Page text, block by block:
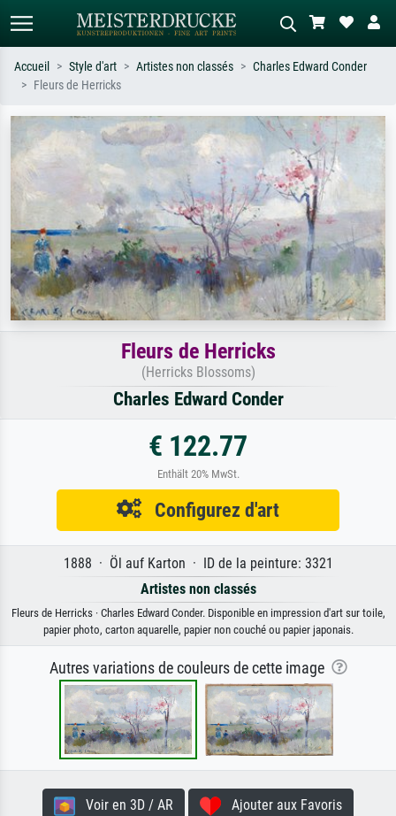
Recherchez par artiste, titre ou style –
ex. Monet, Nuit étoilée,
impressionnisme, vague de Hokusai,
nu.
Décrivez la scène – ex. prairie verte,
abstrait avec beaucoup de rouge,
tableau sombre, nu debout près d'un
arbre.
Accueil Style d'art Artistes non classés
Charles Edward Conder
Fleurs de Herricks
Fleurs de Herricks
(Herricks Blossoms)
Charles Edward Conder
€ 122.77
Enthält 20% MwSt.
Configurez d'art
1888 · Öl auf Karton · ID de la peinture: 3321
Artistes non classés
Fleurs de Herricks · Charles Edward Conder. Disponible en impression d'art sur toile,
papier photo, carton aquarelle, papier non couché ou papier japonais.
Autres variations de couleurs de cette image
Voir en 3D / AR Ajouter aux Favoris